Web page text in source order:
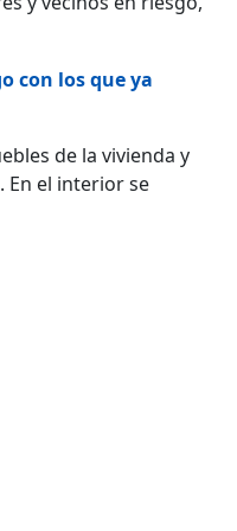
con los que ya
de la vivienda y
En el interior se